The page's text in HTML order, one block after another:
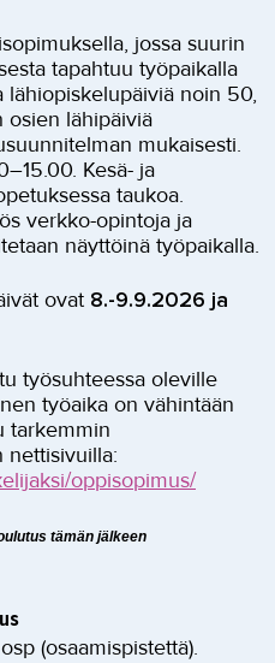
jossa suurin
tapahtuu työpaikalla
noin 50,
osien lähipäiviä
mukaisesti.
Kesä- ja
taukoa.
verkko-opintoja ja
näyttöinä työpaikalla.
ovat 8.-9.9.2026 ja
työsuhteessa oleville
työaika on vähintään
tarkemmin
nettisivuilla:
oppisopimus/
tämän jälkeen
(osaamispistettä).